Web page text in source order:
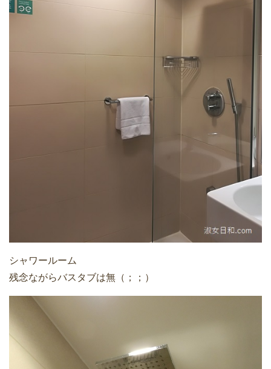
シャワールーム
残念ながらバスタブは無（；；）